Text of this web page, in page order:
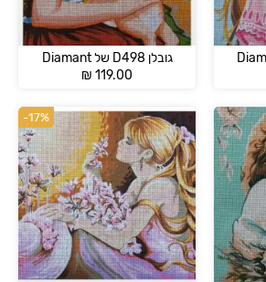
גובלן D498 של Diamant
₪ 119.00
-17%